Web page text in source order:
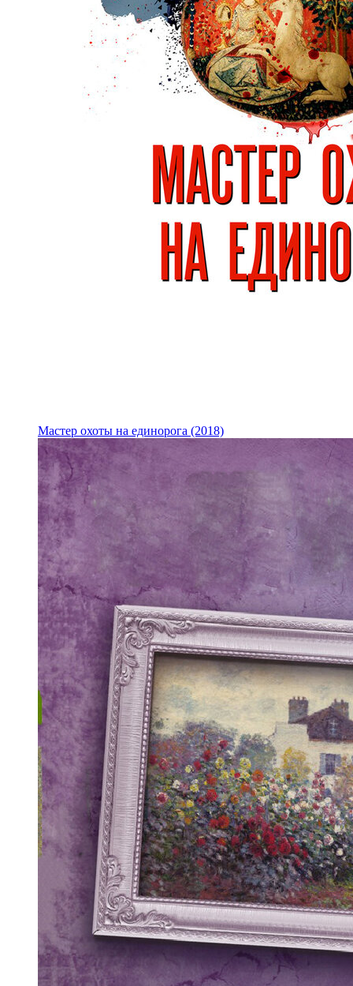
Мастер охоты на единорога (2018)